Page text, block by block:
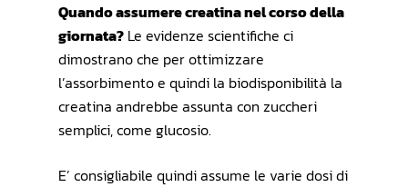
Quando assumere creatina nel corso della
giornata? Le evidenze scientifiche ci
dimostrano che per ottimizzare
l’assorbimento e quindi la biodisponibilità la
creatina andrebbe assunta con zuccheri
semplici, come glucosio.
E’ consigliabile quindi assume le varie dosi di